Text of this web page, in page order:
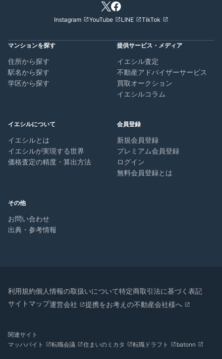
Instagram YouTube LINE TikTok
マンションを探す
住所から探す
駅名から探す
学区から探す
提供サービス・メディア
イエシル査定
不動産アドバイザーサービス
買取オークション
イエシルコラム
イエシルについて
イエシルとは
イエシルが実現する世界
価格査定の精度・算出方法
会員登録
新規会員登録
プレミアム会員登録
ログイン
無料会員登録とは
その他
お問い合わせ
出典・参考情報
利用規約個人情報の取扱いについて特定商取引法に基づく表記
サイトマップ運営会社 提携をお考えの不動産会社様へ
関連サイト
マッハバイト
転職会議 住まいのミカタ 転職ドラフト batonn